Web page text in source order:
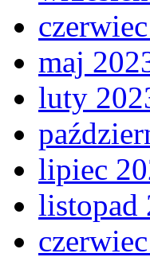
maj
luty
lipiec
listopad